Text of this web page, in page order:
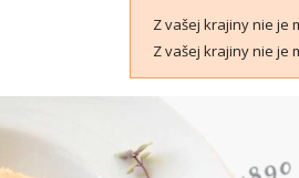
Z vašej krajiny nie je
Z vašej krajiny nie je